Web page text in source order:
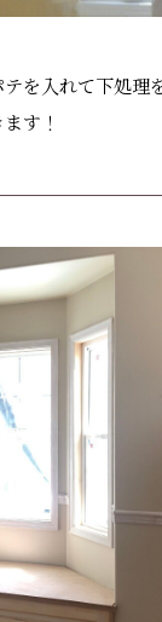
を入れて下処理
す！